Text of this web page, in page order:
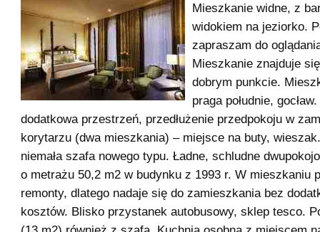
Mieszkanie widne, z
widokiem na jeziorko.
zapraszam do
Mieszkanie znajduje
dobrym punkcie.
praga południe,
dodatkowa przestrzeń, przedłużenie przedpokoju w
korytarzu (dwa mieszkania) – miejsce na buty,
niemała szafa nowego typu. Ładne, schludne
o metrażu 50,2 m2 w budynku z 1993 r. W mieszkaniu
remonty, dlatego nadaje się do zamieszkania bez
kosztów. Blisko przystanek autobusowy, sklep tesco.